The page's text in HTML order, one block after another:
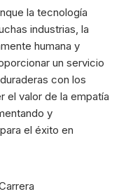
la tecnología
industrias, la
humana y
un servicio
con los
el valor de la empatía
y
el éxito en